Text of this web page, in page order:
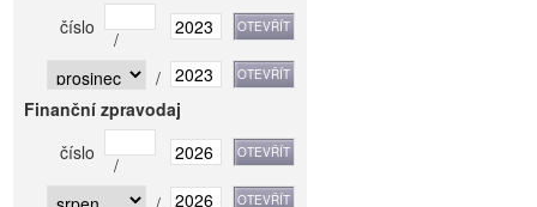
číslo
/
/
Finanční zpravodaj
číslo
/